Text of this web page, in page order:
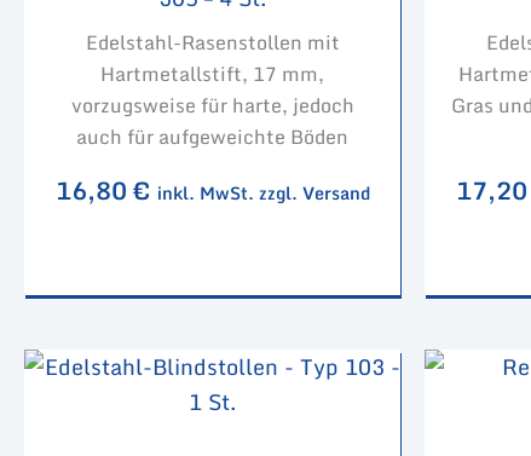
Edelstahl-Rasenstollen mit
Hartmetallstift, 17 mm,
vorzugsweise für harte, jedoch
auch für aufgeweichte Böden
16,80€ inkl. MwSt. zzgl. Versand
Gras
17,20